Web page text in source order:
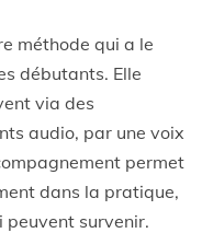
méthode qui a le
débutants. Elle
via des
audio, par une voix
permet
dans la pratique,
survenir.